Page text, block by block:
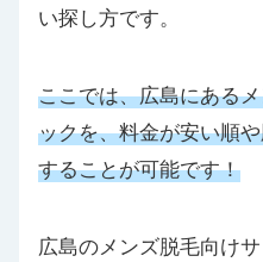
い探し方です。
ここでは、広島にある
ックを、料金が安い順
することが可能です！
広島のメンズ脱毛向け